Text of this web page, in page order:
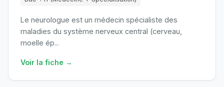
Le neurologue est un médecin spécialiste des
maladies du système nerveux central (cerveau,
moelle ép...
Voir la fiche →